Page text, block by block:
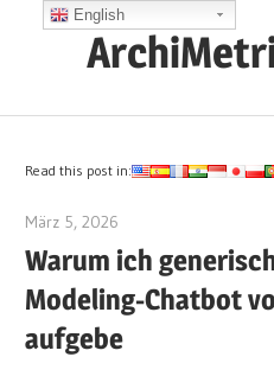
Ops,
and
More
Read this post in:
März 5, 2026
Warum ich
Modeling-Chatbot
aufgebe
English